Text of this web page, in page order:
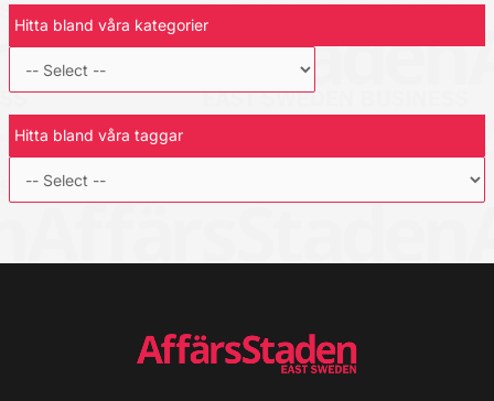
Hitta bland våra kategorier
Hitta bland våra taggar